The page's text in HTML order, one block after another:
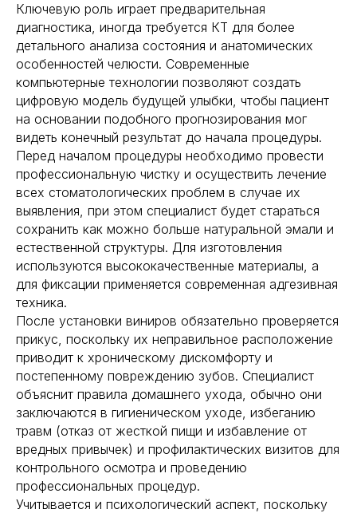
Ключевую роль играет предварительная
диагностика, иногда требуется КТ для более
детального анализа состояния и анатомических
особенностей челюсти. Современные
компьютерные технологии позволяют создать
цифровую модель будущей улыбки, чтобы пациент
на основании подобного прогнозирования мог
видеть конечный результат до начала процедуры.
Перед началом процедуры необходимо провести
профессиональную чистку и осуществить лечение
всех стоматологических проблем в случае их
выявления, при этом специалист будет стараться
сохранить как можно больше натуральной эмали и
естественной структуры. Для изготовления
используются высококачественные материалы, а
для фиксации применяется современная адгезивная
техника.
После установки виниров обязательно проверяется
прикус, поскольку их неправильное расположение
приводит к хроническому дискомфорту и
постепенному повреждению зубов. Специалист
объяснит правила домашнего ухода, обычно они
заключаются в гигиеническом уходе, избеганию
травм (отказ от жесткой пищи и избавление от
вредных привычек) и профилактических визитов для
контрольного осмотра и проведению
профессиональных процедур.
Учитывается и психологический аспект, поскольку
Услуги
Наш адрес
Наши соцсети
Сургут, проспект
мира 53
Меню
Главная
О нас
Наши врачи
Блог
Юридическая информация